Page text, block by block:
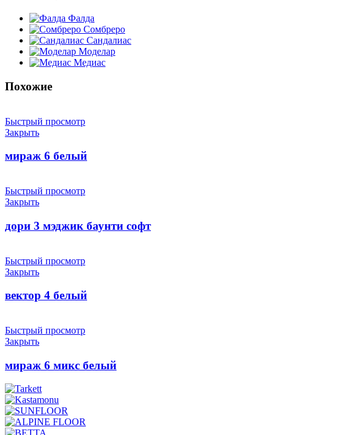
Фалда
Сомбреро
Сандалиас
Моделар
Медиас
Похожие
Быстрый просмотр
Закрыть
мираж 6 белый
Быстрый просмотр
Закрыть
дори 3 мэджик баунти софт
Быстрый просмотр
Закрыть
вектор 4 белый
Быстрый просмотр
Закрыть
мираж 6 микс белый